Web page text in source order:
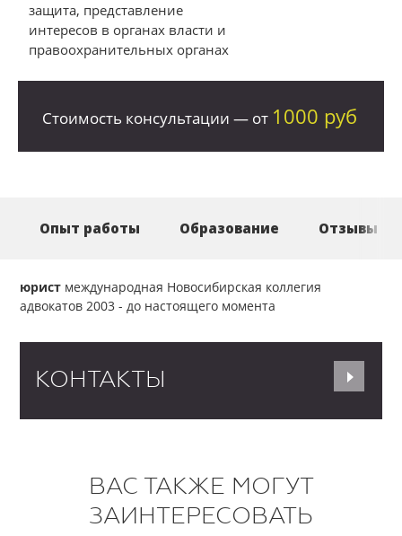
защита, представление
интересов в органах власти и
правоохранительных органах
Стоимость консультации — от 1000 руб
Опыт работы Образование Отзывы
юрист международная Новосибирская коллегия
адвокатов 2003 - до настоящего момента
КОНТАКТЫ
ВАС ТАКЖЕ МОГУТ
ЗАИНТЕРЕСОВАТЬ